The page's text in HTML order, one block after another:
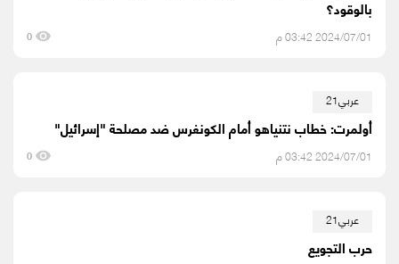
بالوقود؟
2024/07/01 03:42 م 0
عربي21
أولمرت: خطاب نتنياهو أمام الكونغرس ضد مصلحة "إسرائيل"
2024/07/01 03:42 م 0
عربي21
حرب التجويع